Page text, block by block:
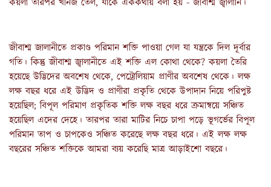
কয়লা তারপর খনিজ তেল, যাকে এককথায় বলা হয় - জীবাশ্ম জ্বালানি।
জীবাশ্ম জালানীতে প্রকাণ্ড পরিমান শক্তি পাওয়া গেল যা যন্ত্রকে দিল দূর্বার
গতি। কিন্তু জীবাশ্ম জ্বালানীতে এই শক্তি এল কোথা থেকে? কয়লা তৈরি
হয়েছে উদ্ভিদের অবশেষ থেকে, পেট্রোলিয়াম প্রাণীর অবশেষ থেকে। লক্ষ
লক্ষ বছর ধরে এই উদ্ভিদ ও প্রাণীরা প্রকৃতি থেকে উপাদান নিয়ে পরিপুষ্ট
হয়েছিল; বিপূল পরিমাণ প্রকৃতিক শক্তি লক্ষ বছর ধরে ক্রমান্বয়ে সঞ্চিত
হয়েছিল এদের দেহে। তারপর তারা মাটির নিচে চাপা পড়ে ভূগর্ভের বিপূল
পরিমান তাপ ও চাপকেও সঞ্চিত করেছে লক্ষ বছর ধরে। এই লক্ষ লক্ষ
বছরের সঞ্চিত শক্তিকে আমরা ব্যয় করেছি মাত্র আড়াইশো বছরে।